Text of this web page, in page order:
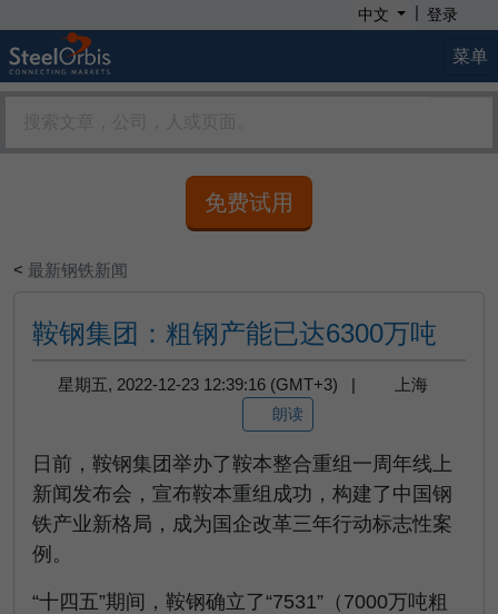
中文 | 登录
菜单
免费试用
< 最新钢铁新闻
鞍钢集团：粗钢产能已达6300万吨
星期五, 2022-12-23 12:39:16 (GMT+3) | 上海
朗读
日前，鞍钢集团举办了鞍本整合重组一周年线上
新闻发布会，宣布鞍本重组成功，构建了中国钢
铁产业新格局，成为国企改革三年行动标志性案
例。
“十四五”期间，鞍钢确立了“7531”（7000万吨粗